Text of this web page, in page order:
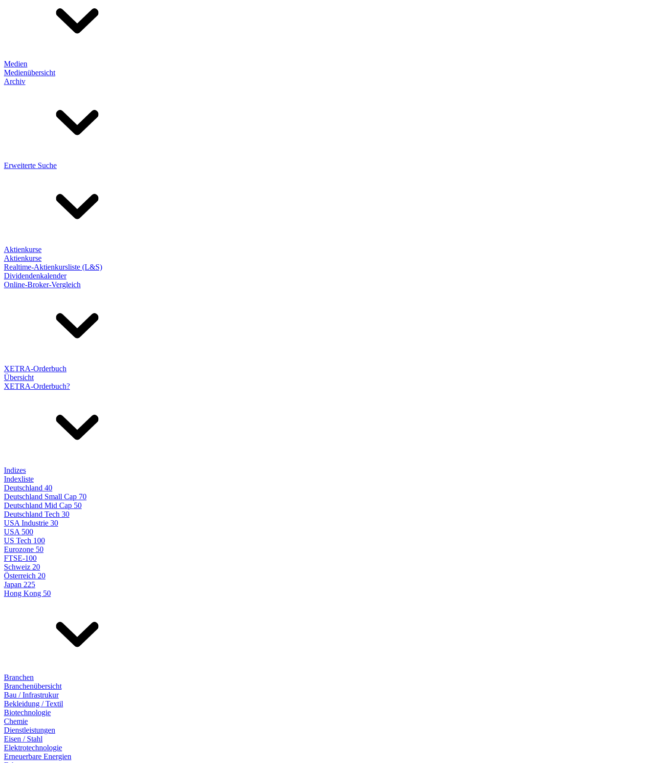
Medien
Medienübersicht
Archiv
Erweiterte Suche
Aktienkurse
Aktienkurse
Realtime-Aktienkursliste (L&S)
Dividendenkalender
Online-Broker-Vergleich
XETRA-Orderbuch
Übersicht
XETRA-Orderbuch?
Indizes
Indexliste
Deutschland 40
Deutschland Small Cap 70
Deutschland Mid Cap 50
Deutschland Tech 30
USA Industrie 30
USA 500
US Tech 100
Eurozone 50
FTSE-100
Schweiz 20
Österreich 20
Japan 225
Hong Kong 50
Branchen
Branchenübersicht
Bau / Infrastrukur
Bekleidung / Textil
Biotechnologie
Chemie
Dienstleistungen
Eisen / Stahl
Elektrotechnologie
Erneuerbare Energien